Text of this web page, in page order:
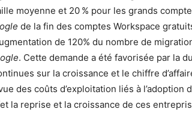
moyenne et 20 % pour les grands
de la fin des comptes Workspace
de 120% du nombre de
. Cette demande a été favorisée par la
sur la croissance et le chiffre
des coûts d’exploitation liés à
la reprise et la croissance de ces